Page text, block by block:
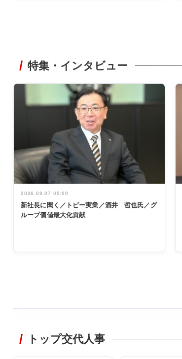
特集・インタビュー
2026.08.07 05:00
新社長に聞く／トピー実業／酒井 哲也氏／グ
ループ価値最大化貢献
非鉄業界で
トップ交代人事